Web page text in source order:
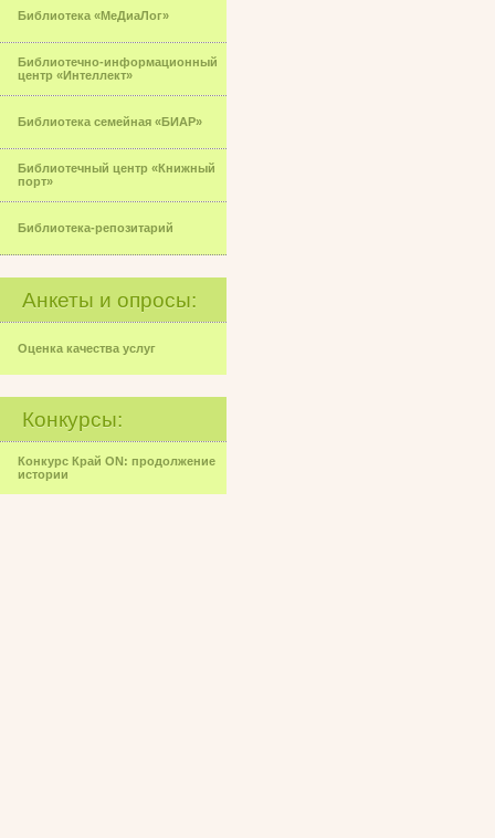
Библиотека «МеДиаЛог»
Библиотечно-информационный
центр «Интеллект»
Библиотека семейная «БИАР»
Библиотечный центр «Книжный
порт»
Библиотека-репозитарий
Анкеты и опросы:
Оценка качества услуг
Конкурсы:
Конкурс Край ON: продолжение
истории